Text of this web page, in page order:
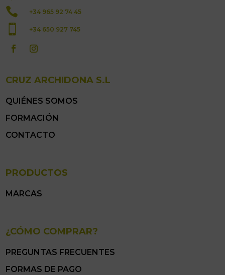
 +34 965 92 74 45
+34 650 927 745
CRUZ ARCHIDONA S.L
QUIÉNES SOMOS
FORMACIÓN
CONTACTO
PRODUCTOS
MARCAS
¿CÓMO COMPRAR?
PREGUNTAS FRECUENTES
FORMAS DE PAGO